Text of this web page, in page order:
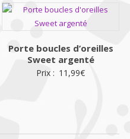
Porte boucles d’oreilles
Sweet argenté
Prix : 11,99€